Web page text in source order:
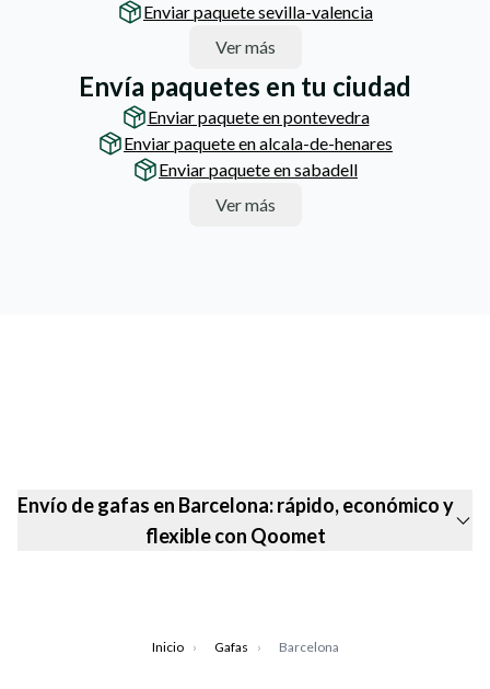
Enviar paquete sevilla-valencia
Ver más
Envía paquetes en tu ciudad
Enviar paquete en pontevedra
Enviar paquete en alcala-de-henares
Enviar paquete en sabadell
Ver más
Envío de gafas en Barcelona: rápido, económico y
flexible con Qoomet
Inicio › Gafas › Barcelona